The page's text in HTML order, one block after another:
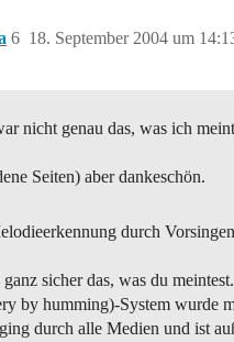
18. September 2004 um
6
nicht genau das, was ich
Seiten) aber dankeschön.
durch
ganz sicher das, was du
by humming)-System wurde
durch alle Medien und ist